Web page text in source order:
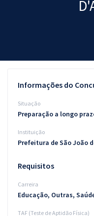
Questões grátis
Blog
Atendimento
Informações do
Situação
Preparação a longo
Instituição
Prefeitura de São João
Requisitos
Carreira
Educação, Outras,
TAF (Teste de Aptidão Física)